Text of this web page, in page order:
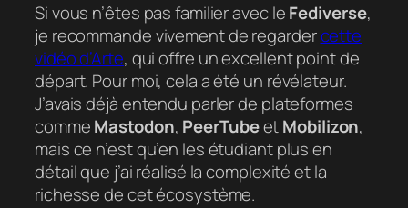
Si vous n’êtes pas familier avec leFediverse,
je recommande vivement de regardercette
vidéo d’Arte, qui offre un excellent point de
départ. Pour moi, cela a été un révélateur.
J’avais déjà entendu parler de plateformes
commeMastodon, PeerTubeetMobilizon,
mais ce n’est qu’en les étudiant plus en
détail que j’ai réalisé la complexité et la
richesse de cet écosystème.